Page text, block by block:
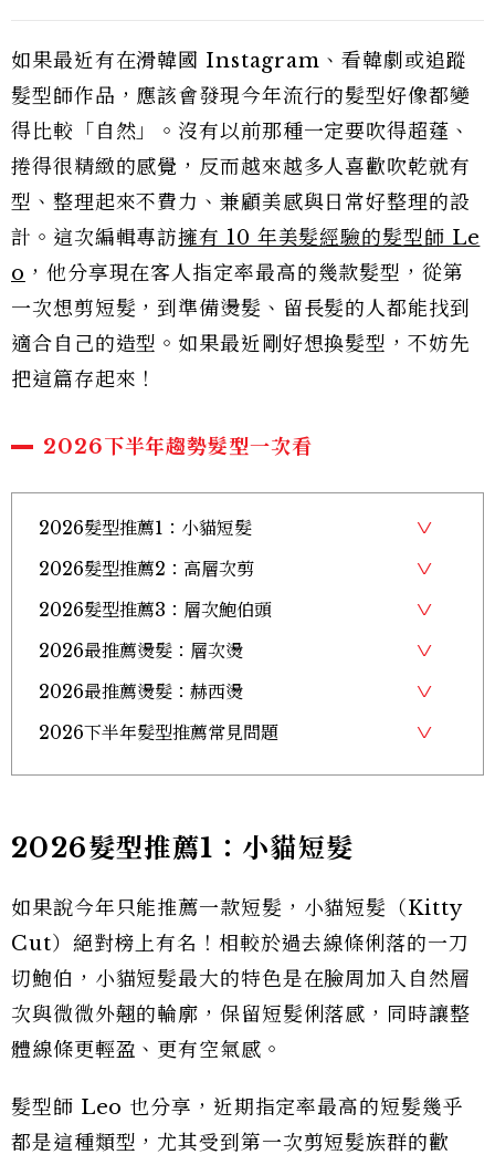
如果最近有在滑韓國 Instagram、看韓劇或追蹤
髮型師作品，應該會發現今年流行的髮型好像都變
得比較「自然」。沒有以前那種一定要吹得超蓬、
捲得很精緻的感覺，反而越來越多人喜歡吹乾就有
型、整理起來不費力、兼顧美感與日常好整理的設
計。這次編輯專訪擁有 10 年美髮經驗的髮型師 Le
o ，他分享現在客人指定率最高的幾款髮型，從第
一次想剪短髮，到準備燙髮、留長髮的人都能找到
適合自己的造型。如果最近剛好想換髮型，不妨先
把這篇存起來！
2026下半年趨勢髮型一次看
2026髮型推薦1：小貓短髮
2026髮型推薦2：高層次剪
2026髮型推薦3：層次鮑伯頭
2026最推薦燙髮：層次燙
2026最推薦燙髮：赫西燙
2026下半年髮型推薦常見問題
2026髮型推薦1：小貓短髮
如果說今年只能推薦一款短髮，小貓短髮（Kitty
Cut）絕對榜上有名！相較於過去線條俐落的一刀
切鮑伯，小貓短髮最大的特色是在臉周加入自然層
次與微微外翹的輪廓，保留短髮俐落感，同時讓整
體線條更輕盈、更有空氣感。
髮型師 Leo 也分享，近期指定率最高的短髮幾乎
都是這種類型，尤其受到第一次剪短髮族群的歡